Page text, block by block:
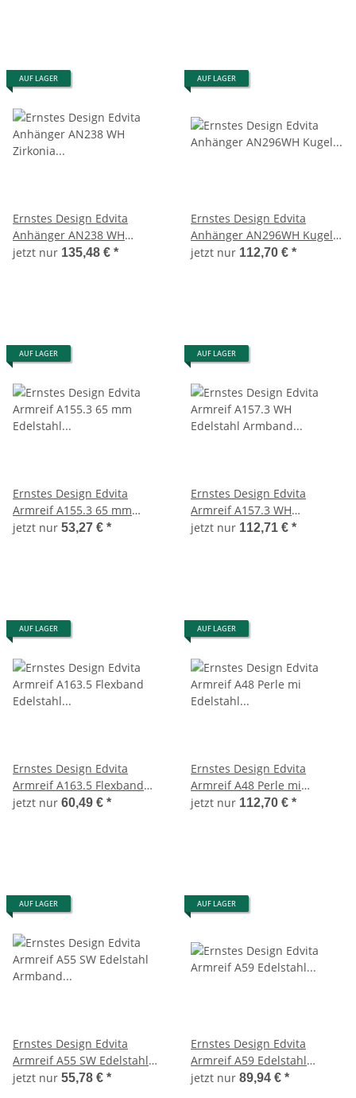
AUF LAGER
Ernstes Design Edvita
Anhänger AN238 WH
Zirkonia Edelstahl
jetzt nur 135,48 € *
AUF LAGER
Ernstes Design Edvita
Anhänger AN296WH Kugel
Edelstahl Altbronze
jetzt nur 112,70 € *
AUF LAGER
Ernstes Design Edvita
Armreif A155.3 65 mm
Edelstahl Armband Neu
jetzt nur 53,27 € *
AUF LAGER
Ernstes Design Edvita
Armreif A157.3 WH
Edelstahl Armband Neu
jetzt nur 112,71 € *
AUF LAGER
Ernstes Design Edvita
Armreif A163.5 Flexband
Edelstahl Armband Neu
jetzt nur 60,49 € *
AUF LAGER
Ernstes Design Edvita
Armreif A48 Perle mi
Edelstahl Armband Neu
jetzt nur 112,70 € *
AUF LAGER
Ernstes Design Edvita
Armreif A55 SW Edelstahl
Armband Lederband Neu 20
jetzt nur 55,78 € *
AUF LAGER
Ernstes Design Edvita
Armreif A59 Edelstahl
Königsarmband Armband
jetzt nur 89,94 € *